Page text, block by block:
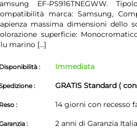
EF-PS916TNEGWW.
marca: Samsung,
massima dimensioni dello
superficie:
marino [...]
Disponibilità : Immediata
: GRATIS Standard (
Reso : 14 giorni con recesso
: 2 anni di Garanzia Italia